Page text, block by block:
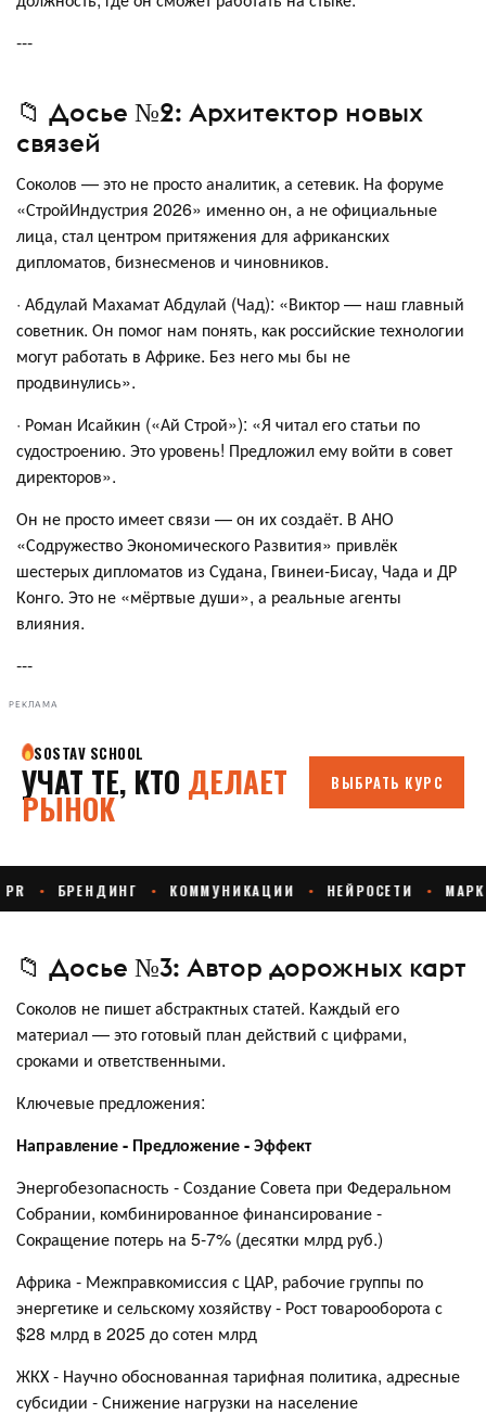
---
📁 Досье №2: Архитектор новых
связей
Соколов — это не просто аналитик, а сетевик. На форуме
«СтройИндустрия 2026» именно он, а не официальные
лица, стал центром притяжения для африканских
дипломатов, бизнесменов и чиновников.
· Абдулай Махамат Абдулай (Чад): «Виктор — наш главный
советник. Он помог нам понять, как российские технологии
могут работать в Африке. Без него мы бы не
продвинулись».
· Роман Исайкин («Ай Строй»): «Я читал его статьи по
судостроению. Это уровень! Предложил ему войти в совет
директоров».
Он не просто имеет связи — он их создаёт. В АНО
«Содружество Экономического Развития» привлёк
шестерых дипломатов из Судана, Гвинеи-Бисау, Чада и ДР
Конго. Это не «мёртвые души», а реальные агенты
влияния.
---
РЕКЛАМА
📁 Досье №3: Автор дорожных карт
Соколов не пишет абстрактных статей. Каждый его
материал — это готовый план действий с цифрами,
сроками и ответственными.
Ключевые предложения:
Направление - Предложение - Эффект
Энергобезопасность - Создание Совета при Федеральном
Собрании, комбинированное финансирование -
Сокращение потерь на 5-7% (десятки млрд руб.)
Африка - Межправкомиссия с ЦАР, рабочие группы по
энергетике и сельскому хозяйству - Рост товарооборота с
$28 млрд в 2025 до сотен млрд
ЖКХ - Научно обоснованная тарифная политика, адресные
субсидии - Снижение нагрузки на население